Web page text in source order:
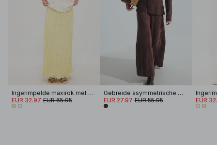
Ingerimpelde maxirok met borduursel
EUR 32.97 EUR 65.95
Gebreide asymmetrische maxirok
EUR 27.97 EUR 55.95 EUR